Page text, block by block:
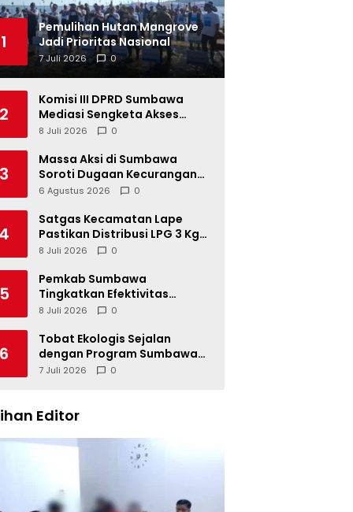
1
Pemulihan Hutan Mangrove
Jadi Prioritas Nasional
7 Juli 2026 0
2
Komisi III DPRD Sumbawa
Mediasi Sengketa Akses
Jalan Kelompok Tani Buin Dua
8 Juli 2026 0
3
Massa Aksi di Sumbawa
Soroti Dugaan Kecurangan
Distribusi LPG 3 Kg Hingga
6 Agustus 2026 0
4
Satgas Kecamatan Lape
Pastikan Distribusi LPG 3 Kg
Tertib
8 Juli 2026 0
5
Pemkab Sumbawa
Tingkatkan Efektivitas
Pengendalian Korupsi
8 Juli 2026 0
6
Tobat Ekologis Sejalan
dengan Program Sumbawa
Hijau Lestari
7 Juli 2026 0
Editor